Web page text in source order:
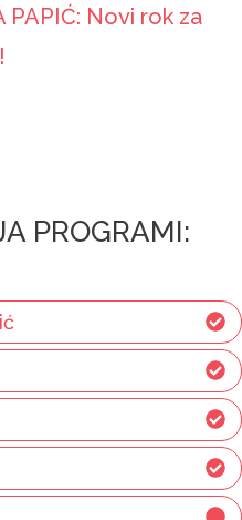
Novi rok za
PROGRAMI: